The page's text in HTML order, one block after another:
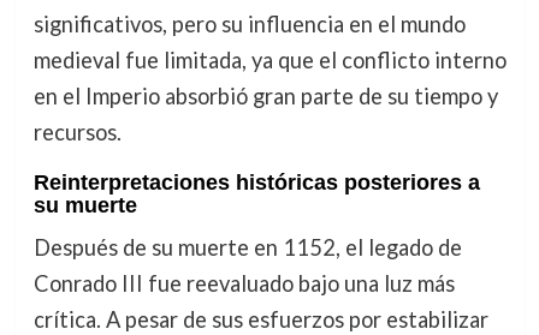
significativos, pero su influencia en el mundo
medieval fue limitada, ya que el conflicto interno
en el Imperio absorbió gran parte de su tiempo y
recursos.
Reinterpretaciones históricas posteriores a
su muerte
Después de su muerte en 1152, el legado de
Conrado III fue reevaluado bajo una luz más
crítica. A pesar de sus esfuerzos por estabilizar